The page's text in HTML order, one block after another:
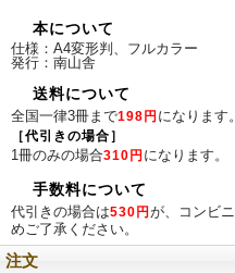
インタビュー
アコーステッィクデュオ「Hiro&Tami」
龍太郎がゆく
東里彩加さんを訪ねました。
島の昼ごはん
『いしがきキッズ冒険フェス』会場の
連載
本について
仕様：A4変形判、フルカラー
発行：南山舎
送料について
全国一律3冊まで198円 になります。
［代引きの場合］
1冊のみの場合310円 になります。
手数料について
代引きの場合は530円 が、コンビ
めご了承ください。
注文